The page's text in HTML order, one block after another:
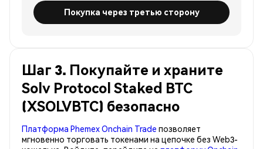
Покупка через третью сторону
Шаг 3. Покупайте и храните
Solv Protocol Staked BTC
(XSOLVBTC) безопасно
Платформа Phemex Onchain Trade позволяет
мгновенно торговать токенами на цепочке без Web3-